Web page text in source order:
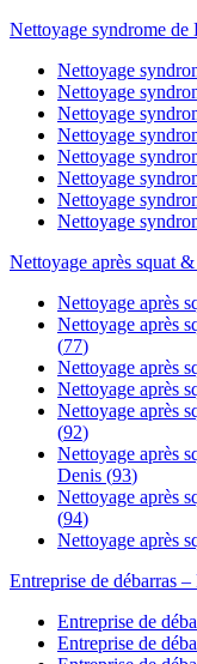
Nettoyage syndrome de
Nettoyage
Nettoyage
Nettoyage
Nettoyage
Nettoyage
Nettoyage
Nettoyage
Nettoyage
Nettoyage après squat
Nettoyage après
Nettoyage après
(77)
Nettoyage après
Nettoyage après
Nettoyage après
(92)
Nettoyage après
Denis (93)
Nettoyage après
(94)
Nettoyage après
Entreprise de débarras –
Entreprise de
Entreprise de